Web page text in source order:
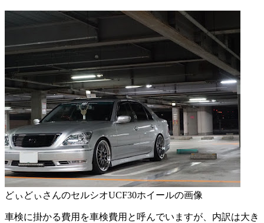
どぃどぃさんのセルシオUCF30ホイールの画像
車検に掛かる費用を車検費用と呼んでいますが、内訳は大き